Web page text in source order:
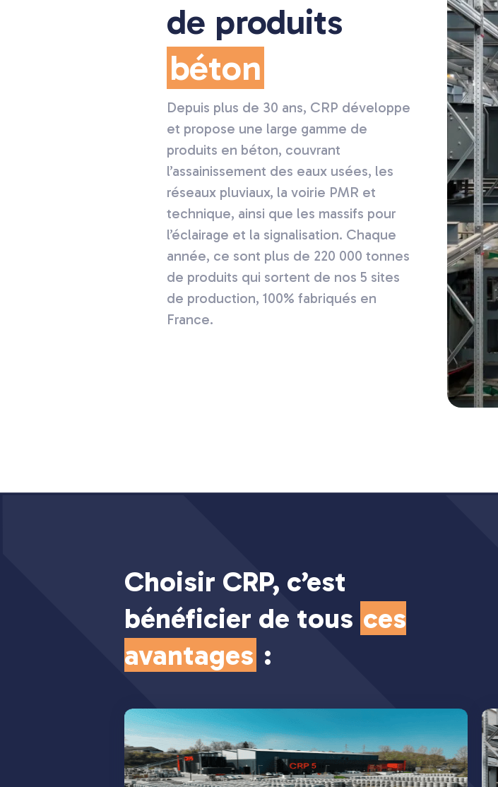
de produits
béton
Depuis plus de 30 ans, CRP développe
et propose une large gamme de
produits en béton, couvrant
l’assainissement des eaux usées, les
réseaux pluviaux, la voirie PMR et
technique, ainsi que les massifs pour
l’éclairage et la signalisation. Chaque
année, ce sont plus de 220 000 tonnes
de produits qui sortent de nos 5 sites
de production, 100% fabriqués en
France.
Choisir CRP, c’est
bénéficier de tous ces
avantages :